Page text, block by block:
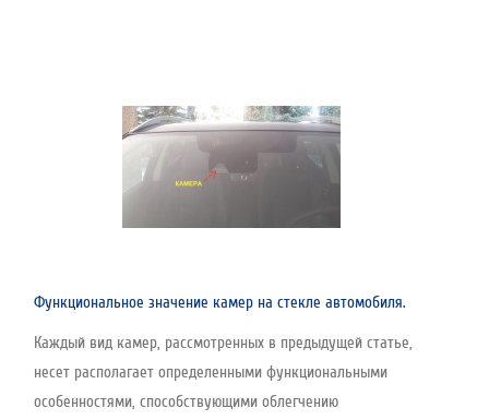
Функциональное значение камер на стекле автомобиля.
Каждый вид камер, рассмотренных в предыдущей статье,
несет располагает определенными функциональными
особенностями, способствующими облегчению